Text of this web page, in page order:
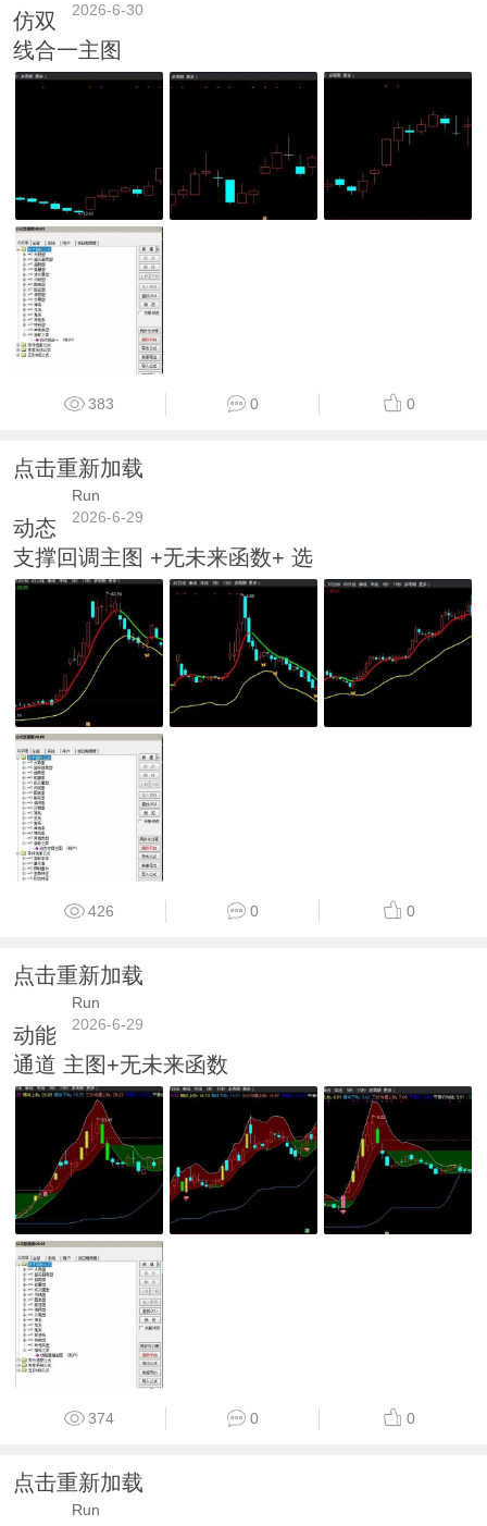
2026-6-30
仿双
线合一主图
383 0 0
点击重新加载
Run
2026-6-29
动态
支撑回调主图 +无未来函数+ 选
426 0 0
点击重新加载
Run
2026-6-29
动能
通道 主图+无未来函数
374 0 0
点击重新加载
Run